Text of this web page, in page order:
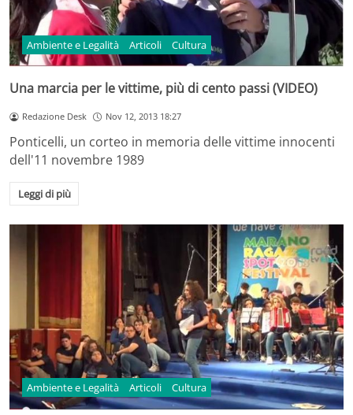
Ambiente e Legalità Articoli Cultura
Una marcia per le vittime, più di cento passi (VIDEO)
Redazione Desk Nov 12, 2013 18:27
Ponticelli, un corteo in memoria delle vittime innocenti
dell'11 novembre 1989
Leggi di più
Ambiente e Legalità Articoli Cultura